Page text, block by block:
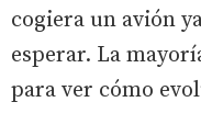
cogiera un avión
esperar. La
para ver cómo